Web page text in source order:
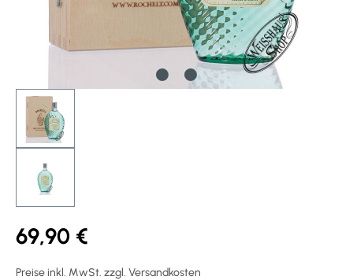
69,90 €
Preise inkl. MwSt. zzgl. Versandkosten